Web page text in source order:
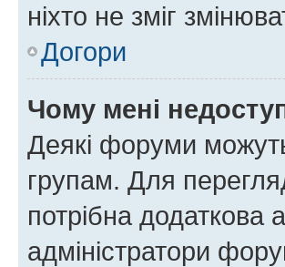
ніхто не зміг
Догори
Чому мені
Деякі форуми
групам. Для
потрібна додаткова
адміністратори